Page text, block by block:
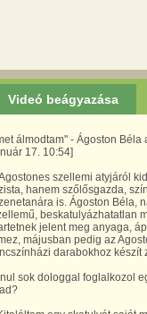
Videó beágyazása
álmodtam" - Ágoston Béla
17. 10:54]
szellemi atyjáról
hanem szőlősgazda,
is. Ágoston Béla,
beskatulyázhatatlan
jelent meg anyaga,
májusban pedig az
darabokhoz készít
sok dologgal foglalkozol